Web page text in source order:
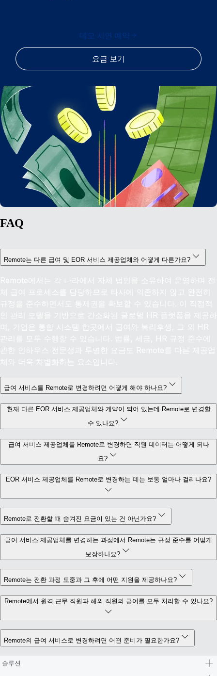
데모 시연 예약
요금 보기
FAQ
Remote는 다른 급여 및 EOR 서비스 제공업체와 어떻게 다른가요?
Remote에서는 각 나라에서 자체 법인을 소유하여 운영하며 전
체 급여 프로세스를 담당하므로 타사에 의존하지 않고 완전히
규정을 준수하면서도 통제권을 확보할 수 있습니다. 이 직접적
인 관리 모델을 기반으로 간소화된 글로벌 HR 플랫폼을 제공하
며, 기업은 통합 시스템 한곳에서 급여와 복리후생, 그 외 HR
관리를 모두 수행할 수 있습니다. 법률, 세금, HR 규정 준수에
관한 인하우스 전문성과 투명한 요금도 Remote를 다른 제공업
체와 더욱 차별화하는 요소입니다.
급여 서비스를 Remote로 변경하려면 어떻게 해야 하나요?
현재 다른 EOR 서비스 제공업체와 계약이 되어 있는데 Remote로 변경할
수 있나요?
급여 서비스 제공업체를 Remote로 변경하면 직원 데이터는 어떻게 되나
요?
EOR 서비스 제공업체를 Remote로 변경하는 데는 보통 얼마나 걸리나요?
Remote로 전환할 때 숨겨진 요금이 있는 건 아닌가요?
급여 서비스 제공업체를 변경하는 과정에서 Remote는 규정 준수를 어떻게
보장하나요?
Remote는 전환 과정 도중과 그 후에 어떤 지원을 제공하나요?
Remote에서 원격 근무 직원과 해외 직원의 급여를 모두 처리할 수 있나요?
Remote의 급여 서비스로 변경하려면 어떤 준비가 필요한가요?
솔루션